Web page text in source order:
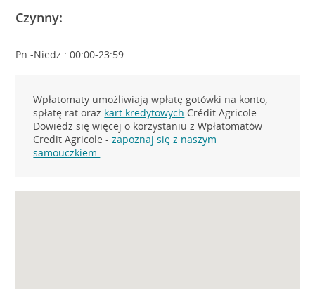
Czynny:
Pn.-Niedz.: 00:00-23:59
Wpłatomaty umożliwiają wpłatę gotówki na konto,
spłatę rat oraz kart kredytowych Crédit Agricole.
Dowiedz się więcej o korzystaniu z Wpłatomatów
Credit Agricole -zapoznaj się z naszym
samouczkiem.